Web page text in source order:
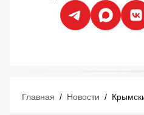
Главная / Новости /